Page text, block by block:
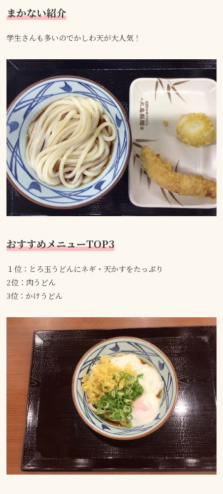
まかない紹介
学生さんも多いのでかしわ天が大人気！
おすすめメニューTOP3
１位：とろ玉うどんにネギ・天かすをたっぷり
2位：肉うどん
3位：かけうどん